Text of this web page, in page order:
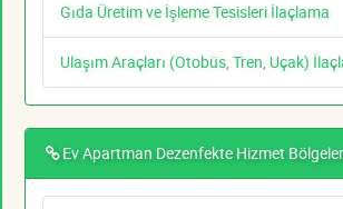
Gıda Üretim ve İşleme Tesisleri İlaçlama
Ulaşım Araçları (Otobüs, Tren, Uçak)
Ev Apartman Dezenfekte Hizmet